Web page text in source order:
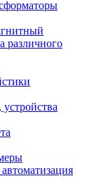
различного